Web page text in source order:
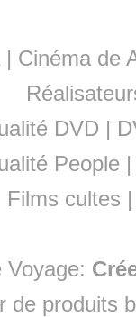
| Cinéma de
DVD |
People
Films cultes
Voyage:
de produits